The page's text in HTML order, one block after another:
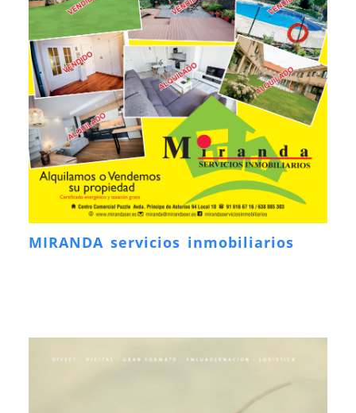
MIRANDA servicios inmobiliarios